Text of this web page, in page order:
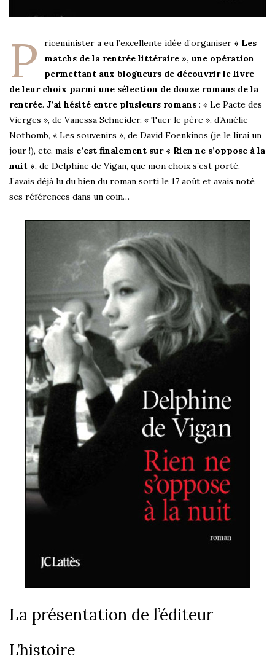
P riceminister a eu l’excellente idée d’organiser « Les
matchs de la rentrée littéraire », une opération
permettant aux blogueurs de découvrir le livre
de leur choix parmi une sélection de douze romans de la
rentrée. J’ai hésité entre plusieurs romans : « Le Pacte des
Vierges », de Vanessa Schneider, « Tuer le père », d’Amélie
Nothomb, « Les souvenirs », de David Foenkinos (je le lirai un
jour !), etc. mais c’est finalement sur « Rien ne s’oppose à la
nuit », de Delphine de Vigan, que mon choix s’est porté.
J’avais déjà lu du bien du roman sorti le 17 août et avais noté
ses références dans un coin…
La présentation de l’éditeur
L’histoire